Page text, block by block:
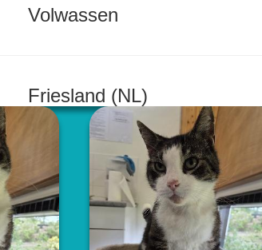
Volwassen
Friesland (NL)